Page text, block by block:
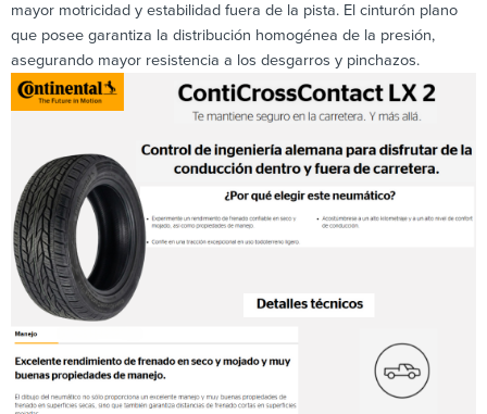
mayor motricidad y estabilidad fuera de la pista. El cinturón plano
que posee garantiza la distribución homogénea de la presión,
asegurando mayor resistencia a los desgarros y pinchazos.